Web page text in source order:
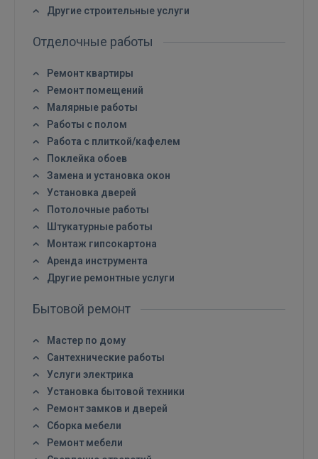
Другие строительные услуги
Отделочные работы
Ремонт квартиры
Ремонт помещений
Малярные работы
Работы с полом
Работа с плиткой/кафелем
Поклейка обоев
Замена и установка окон
Установка дверей
Потолочные работы
Штукатурные работы
Монтаж гипсокартона
Аренда инструмента
Другие ремонтные услуги
Бытовой ремонт
Мастер по дому
Сантехнические работы
Услуги электрика
Установка бытовой техники
Ремонт замков и дверей
Сборка мебели
Ремонт мебели